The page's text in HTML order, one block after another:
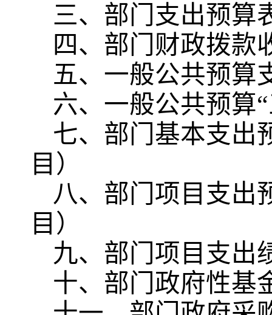
三、部门支出预算
四、部门财政拨款
五、一般公共预算
六、一般公共预算
七、部门基本支出
目）
八、部门项目支出
目）
九、部门项目支出
十、部门政府性基